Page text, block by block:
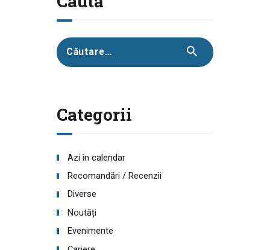
Caută
după:
Categorii
Azi în calendar
Recomandări / Recenzii
Diverse
Noutăți
Evenimente